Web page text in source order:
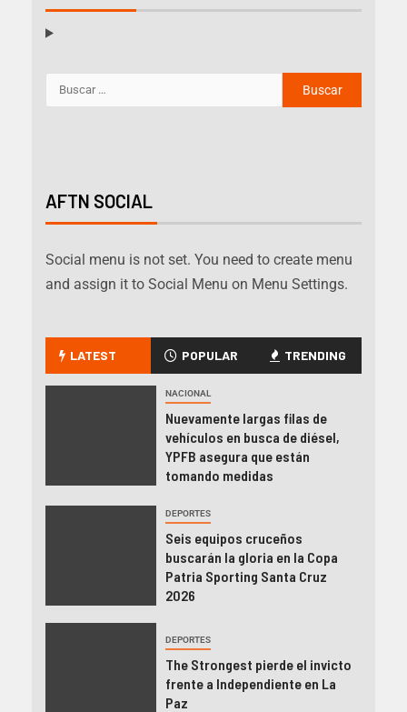
AFTN SOCIAL
Social menu is not set. You need to create menu
and assign it to Social Menu on Menu Settings.
LATEST POPULAR TRENDING
NACIONAL
Nuevamente largas filas de
vehículos en busca de diésel,
YPFB asegura que están
tomando medidas
DEPORTES
Seis equipos cruceños
buscarán la gloria en la Copa
Patria Sporting Santa Cruz
2026
DEPORTES
The Strongest pierde el invicto
frente a Independiente en La
Paz